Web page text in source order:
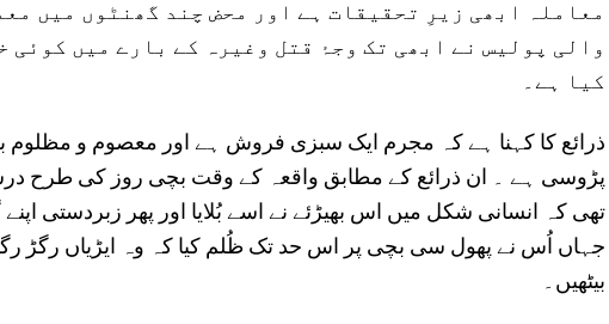
معاملہ ابھی زیرِ تحقیقات ہے اور محض چند گھنٹوں میں
والی پولیس نے ابھی تک وجۂ قتل وغیرہ کے بارے میں کوئی
کیا ہے۔
ذرائع کا کہنا ہے کہ مجرم ایک سبزی فروش ہے اور معصوم و مظلوم
پڑوسی ہے ۔ ان ذرائع کے مطابق واقعہ کے وقت بچی روز کی طرح
تھی کہ انسانی شکل میں اس بھیڑئے نے اسے بُلایا اور پھر زبردستی اپنے
جہاں اُس نے پھول سی بچی پر اس حد تک ظُلم کیا کہ وہ ایڑیاں رگڑ
بیٹھیں۔